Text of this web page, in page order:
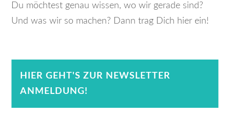
Du möchtest genau wissen, wo wir gerade sind?
Und was wir so machen? Dann trag Dich hier ein!
HIER GEHT'S ZUR NEWSLETTER
ANMELDUNG!